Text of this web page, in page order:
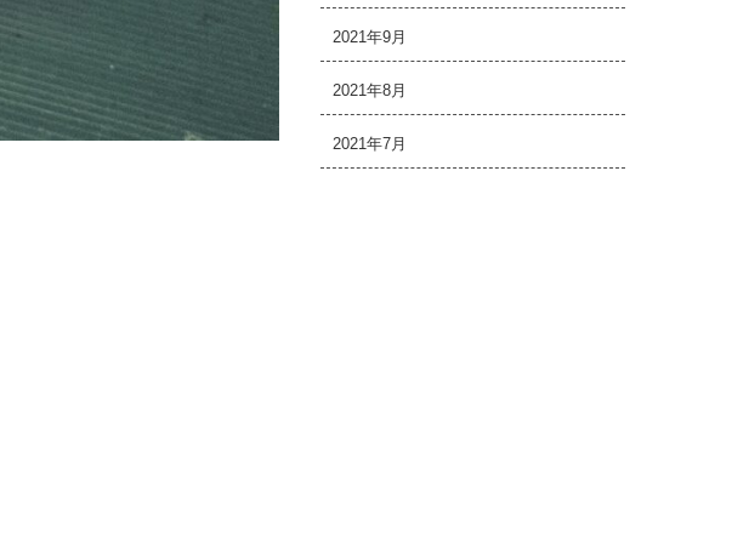
2021年9月
2021年8月
2021年7月